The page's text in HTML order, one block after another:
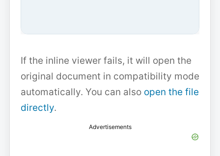
If the inline viewer fails, it will open the
original document in compatibility mode
automatically. You can also open the file
directly.
Advertisements